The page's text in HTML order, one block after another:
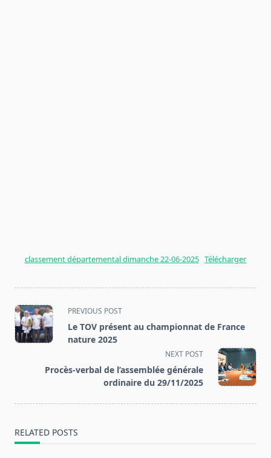
classement départemental dimanche 22-06-2025 Télécharger
<span
class="nav-
subtitle
reader-
PREVIOUS POST
Le TOV présent au championnat de France
nature 2025
NEXT POST
Procès-verbal de l’assemblée générale
ordinaire du 29/11/2025
RELATED POSTS